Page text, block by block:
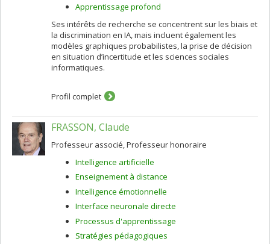
Apprentissage profond
Ses intérêts de recherche se concentrent sur les biais et
la discrimination en IA, mais incluent également les
modèles graphiques probabilistes, la prise de décision
en situation d’incertitude et les sciences sociales
informatiques.
Profil complet
FRASSON, Claude
Professeur associé, Professeur honoraire
Intelligence artificielle
Enseignement à distance
Intelligence émotionnelle
Interface neuronale directe
Processus d'apprentissage
Stratégies pédagogiques